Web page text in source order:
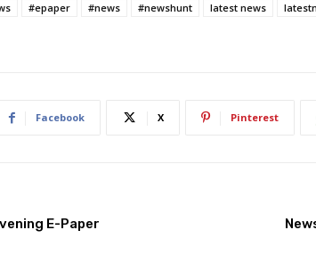
#epaper #news #newshunt latest news
Facebook X Pinterest
E-Paper